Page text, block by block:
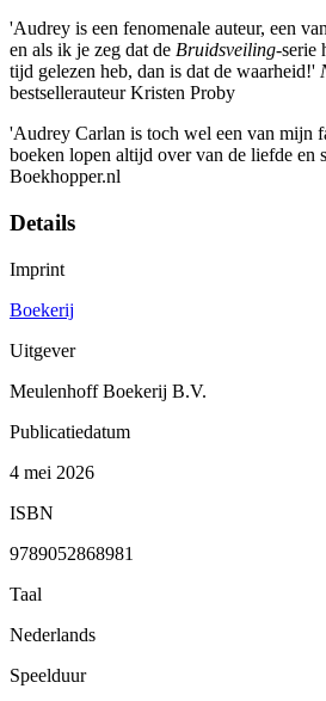
'Audrey is een fenomenale auteur, een
en als ik je zeg dat de Bruidsveiling-serie
tijd gelezen heb, dan is dat de waarheid!'
bestsellerauteur Kristen Proby
'Audrey Carlan is toch wel een van mijn
boeken lopen altijd over van de liefde en
Boekhopper.nl
Details
Imprint
Boekerij
Uitgever
Meulenhoff Boekerij B.V.
Publicatiedatum
4 mei 2026
ISBN
9789052868981
Taal
Nederlands
Speelduur